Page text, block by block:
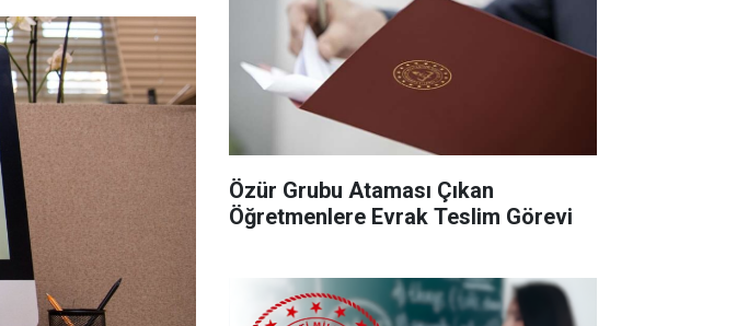
Özür Grubu Ataması Çıkan
Öğretmenlere Evrak Teslim Görevi